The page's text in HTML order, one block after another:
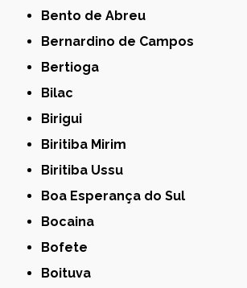
Bento de Abreu
Bernardino de Campos
Bertioga
Bilac
Birigui
Biritiba Mirim
Biritiba Ussu
Boa Esperança do Sul
Bocaina
Bofete
Boituva